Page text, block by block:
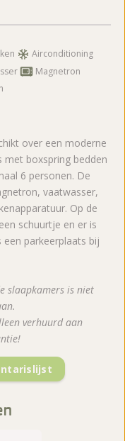
Airconditioning
Magnetron
over een moderne
boxspring bedden
6 personen. De
vaatwasser,
Op de
schuurtje en er is
parkeerplaats bij
slaapkamers is niet
verhuurd aan